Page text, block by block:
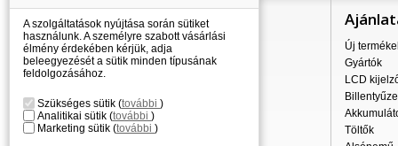
Információ
Mindent a vásárlásról
A szállítás árai
Nagykereskedés
Reklamációs szabályzat
Üzleti feltételek
A személyes adatok feldolgozása
Új
Gyártók
LCD
Töltők
A szolgáltatások nyújtása során sütiket
használunk. A személyre szabott vásárlási
élmény érdekében kérjük, adja
beleegyezését a sütik minden típusának
feldolgozásához.
Szükséges sütik (további )
Analitikai sütik (további )
Marketing sütik (további )